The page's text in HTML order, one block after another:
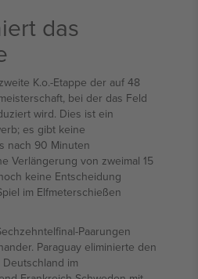
das
K.o.-Etappe der auf 48
bei der das Feld
wird. Dies ist ein
es gibt keine
nach 90 Minuten
Verlängerung von zweimal 15
keine Entscheidung
im Elfmeterschießen
Paarungen
Paraguay eliminierte den
im